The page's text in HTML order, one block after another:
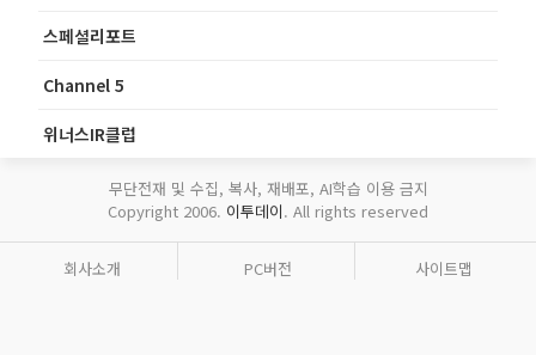
스페셜리포트
Channel 5
위너스IR클럽
무단전재 및 수집, 복사, 재배포, AI학습 이용 금지
Copyright 2006. 이투데이. All rights reserved
회사소개 PC버전 사이트맵